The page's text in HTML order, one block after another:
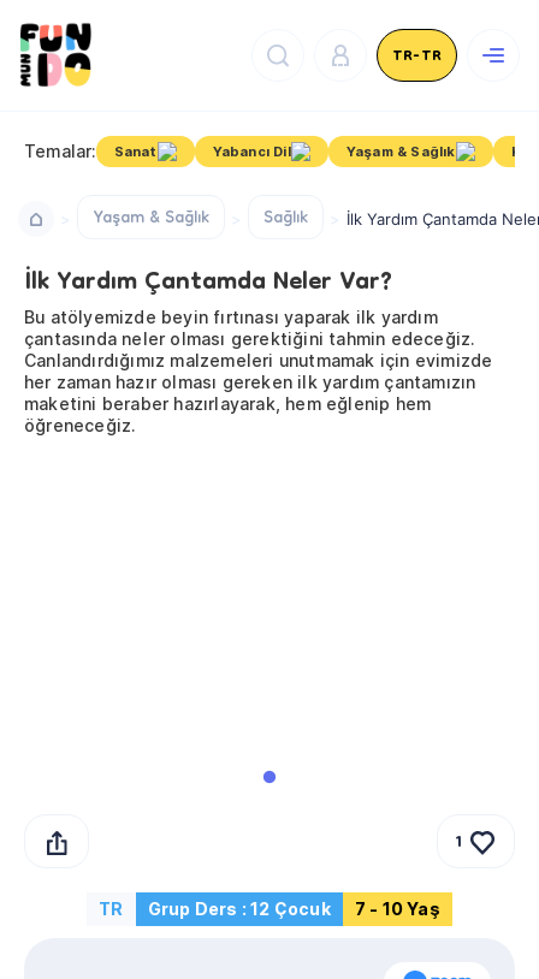
TR-TR
Temalar: Sanat Yabancı Dil Yaşam & Sağlık
Yaşam & Sağlık Sağlık İlk Yardım Çantamda
İlk Yardım Çantamda Neler Var?
Bu atölyemizde beyin fırtınası yaparak ilk yardım
çantasında neler olması gerektiğini tahmin edeceğiz.
Canlandırdığımız malzemeleri unutmamak için evimizde
her zaman hazır olması gereken ilk yardım çantamızın
maketini beraber hazırlayarak, hem eğlenip hem
öğreneceğiz.
1
TR Grup Ders : 12 Çocuk 7 - 10 Yaş